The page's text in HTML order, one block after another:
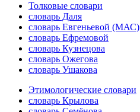
Толковые словари
словарь Даля
словарь Евгеньевой (МАС)
словарь Ефремовой
словарь Кузнецова
словарь Ожегова
словарь Ушакова
Этимологические словари
словарь Крылова